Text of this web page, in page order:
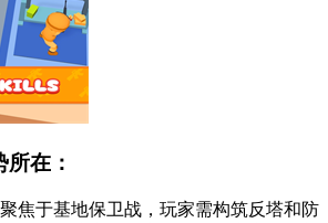
在：
焦于基地保卫战，玩家需构筑反塔和防